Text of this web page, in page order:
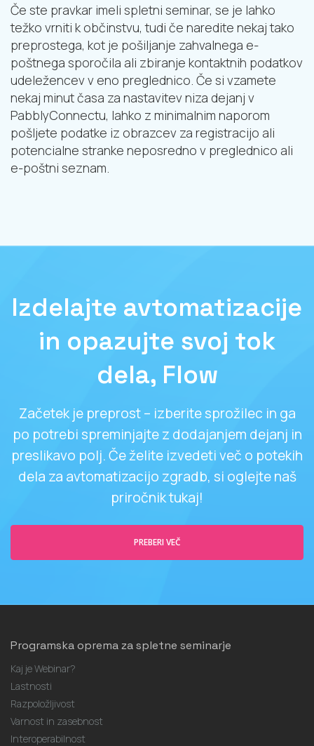
Če ste pravkar imeli spletni seminar, se je lahko
težko vrniti k občinstvu, tudi če naredite nekaj tako
preprostega, kot je pošiljanje zahvalnega e-
poštnega sporočila ali zbiranje kontaktnih podatkov
udeležencev v eno preglednico. Če si vzamete
nekaj minut časa za nastavitev niza dejanj v
PabblyConnectu, lahko z minimalnim naporom
pošljete podatke iz obrazcev za registracijo ali
potencialne stranke neposredno v preglednico ali
e-poštni seznam.
Izdelajte avtomatizacije
in opazujte svoj tok
dela, Flow
Začetek je preprost – izberite sprožilec in ga
po potrebi spreminjajte z dodajanjem dejanj in
preslikavo polj. Če želite izvedeti več o potekih
dela za avtomatizacijo zgradb, si oglejte naš
priročnik tukaj!
PREBERI VEČ
Programska oprema za spletne seminarje
Kaj je Webinar?
Lastnosti
Razpoložljivost
Varnost in zasebnost
Interoperabilnost